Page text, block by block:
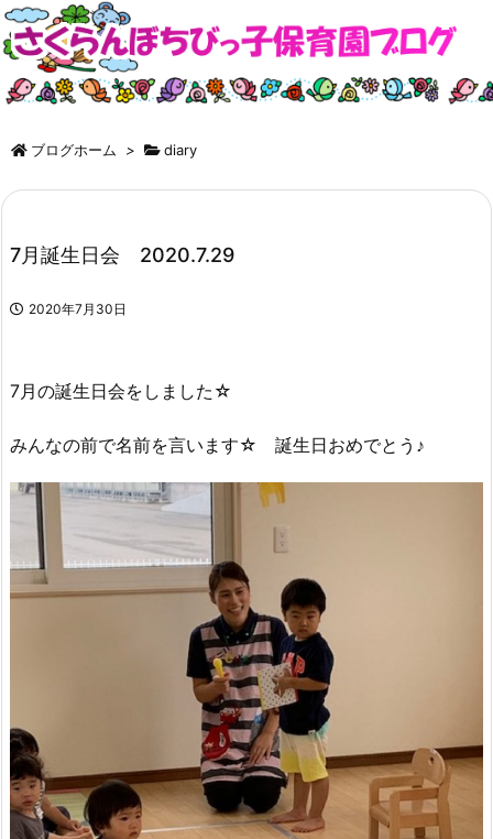
ブログホーム > diary
7月誕生日会 2020.7.29
2020年7月30日
7月の誕生日会をしました☆
みんなの前で名前を言います☆ 誕生日おめでとう♪